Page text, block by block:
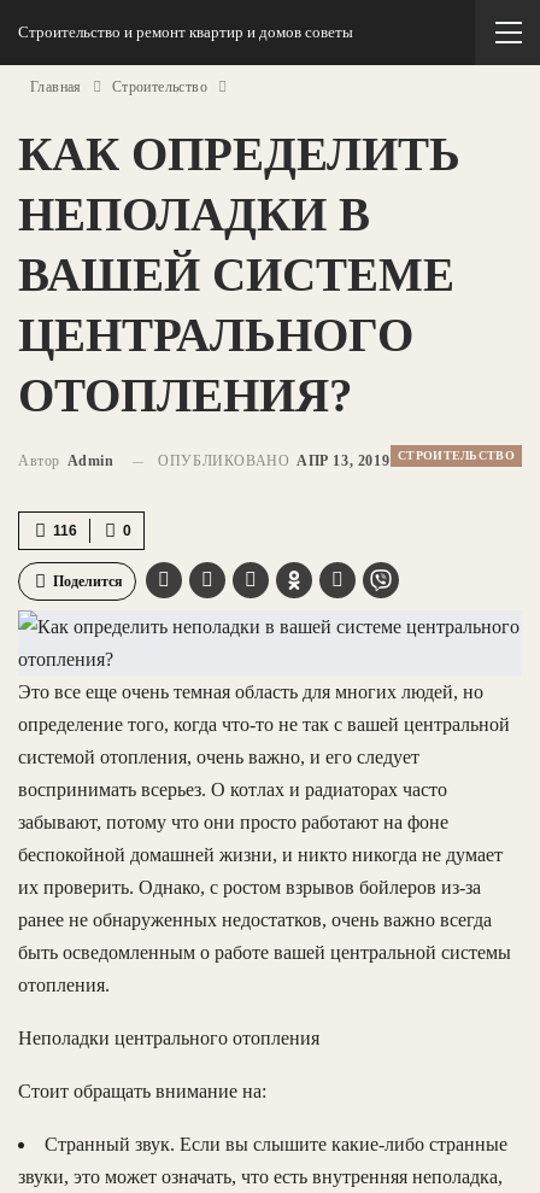
Строительство и ремонт квартир и домов советы
Главная Строительство
КАК ОПРЕДЕЛИТЬ
НЕПОЛАДКИ В
ВАШЕЙ СИСТЕМЕ
ЦЕНТРАЛЬНОГО
ОТОПЛЕНИЯ?
СТРОИТЕЛЬСТВО
Автор Admin ОПУБЛИКОВАНО АПР 13, 2019
0
116
Поделится
Это все еще очень темная область для многих людей, но
определение того, когда что-то не так с вашей центральной
системой отопления, очень важно, и его следует
воспринимать всерьез. О котлах и радиаторах часто
забывают, потому что они просто работают на фоне
беспокойной домашней жизни, и никто никогда не думает
их проверить. Однако, с ростом взрывов бойлеров из-за
ранее не обнаруженных недостатков, очень важно всегда
быть осведомленным о работе вашей центральной системы
отопления.
Неполадки центрального отопления
Стоит обращать внимание на:
Странный звук. Если вы слышите какие-либо странные
звуки, это может означать, что есть внутренняя неполадка,